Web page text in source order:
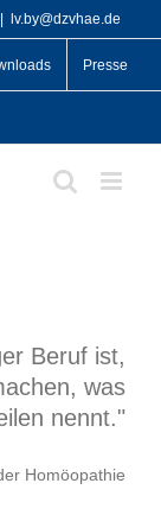
lv.by@dzvhae.de
Presse
Beruf ist,
was
nennt."
Homöopathie